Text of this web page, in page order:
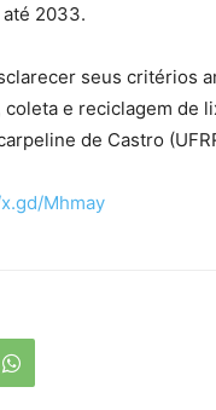
2033.
seus critérios
e reciclagem de
de Castro
Mhmay